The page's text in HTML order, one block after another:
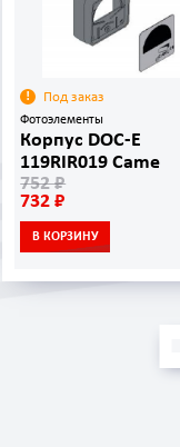
Под заказ
Фотоэлементы
Корпус DOC-E
119RIR019 Came
752 ₽
732 ₽
В КОРЗИНУ